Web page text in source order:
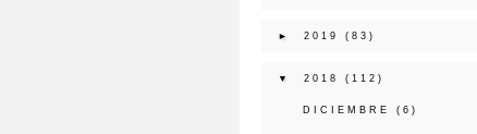
► 2019 (83)
▼ 2018 (112)
DICIEMBRE (6)